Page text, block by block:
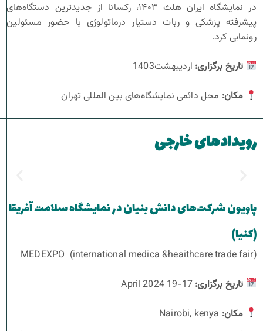
در نمایشگاه ایران هلث ۱۴۰۳، رکسانا از جدیدترین دستگاه‌های
پیشرفته پزشکی و ربات دستیار درماتولوژی با حضور مسئولین
رونمایی کرد.
تاریخ برگزاری: اردیبهشت1403
مکان: محل دائمی نمایشگاه‌های بین المللی تهران
رویدادهای خارجی
پاویون شرکت‌های دانش بنیان در نمایشگاه سلامت آفریقا
(کنیا)
MEDEXPO (international medica &heaithcare trade fair)
تاریخ برگزاری:
17-19 April 2024
مکان: